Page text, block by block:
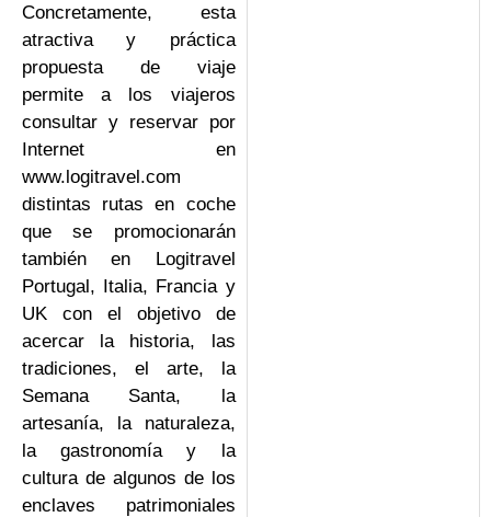
Concretamente, esta
atractiva y práctica
propuesta de viaje
permite a los viajeros
consultar y reservar por
Internet en
www.logitravel.com
distintas rutas en coche
que se promocionarán
también en Logitravel
Portugal, Italia, Francia y
UK con el objetivo de
acercar la historia, las
tradiciones, el arte, la
Semana Santa, la
artesanía, la naturaleza,
la gastronomía y la
cultura de algunos de los
enclaves patrimoniales